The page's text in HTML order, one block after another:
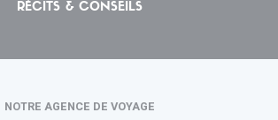
RÉCITS & CONSEILS
NOTRE AGENCE DE VOYAGE